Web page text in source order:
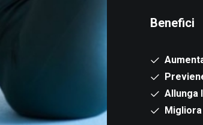
Benefici
Allunga